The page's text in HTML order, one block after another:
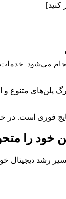
کنید]
می‌شود. خدمات
پلن‌های متنوع و
فوری است. در
خود را
رشد دیجیتال